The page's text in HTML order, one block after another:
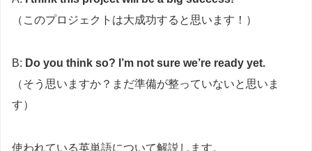
（このプロジェクトは大成功すると思います！）
B: Do you think so? I’m not sure we’re ready yet.
（そう思いますか？まだ準備が整っていないと思いま
す）
使われている英単語について解説します。